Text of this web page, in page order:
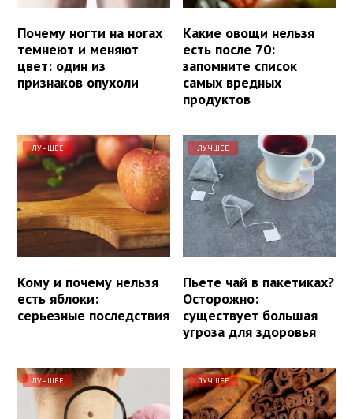
Почему ногти на ногах
темнеют и меняют
цвет: один из
признаков опухоли
Какие овощи нельзя
есть после 70:
запомните список
самых вредных
продуктов
ЛУЧШЕЕ
Кому и почему нельзя
есть яблоки:
серьезные последствия
ЛУЧШЕЕ
Пьете чай в пакетиках?
Осторожно:
существует большая
угроза для здоровья
ЛУЧШЕЕ ЛУЧШЕЕ